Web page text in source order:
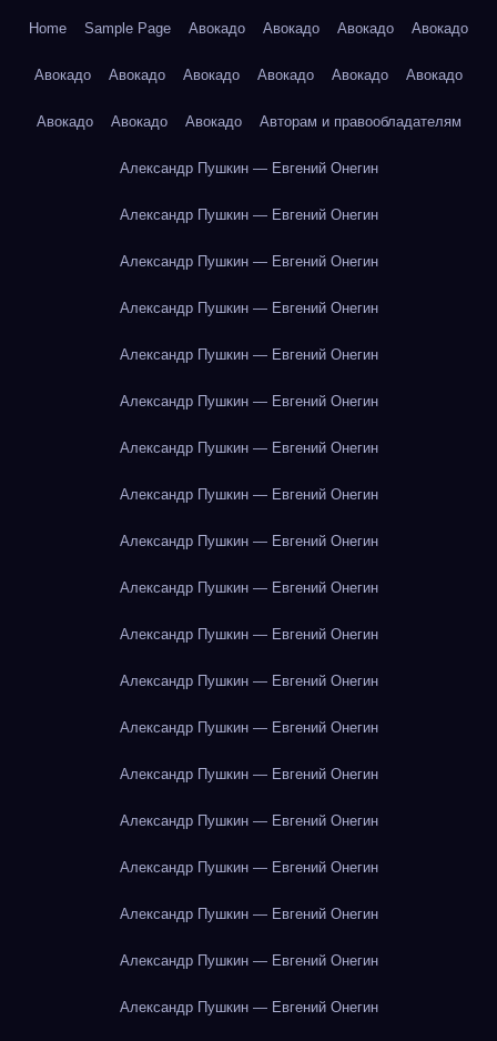
Home Sample Page Авокадо Авокадо Авокадо Авокадо
Авокадо Авокадо Авокадо Авокадо Авокадо Авокадо
Авокадо Авокадо Авокадо Авторам и правообладателям
Александр Пушкин — Евгений Онегин
Александр Пушкин — Евгений Онегин
Александр Пушкин — Евгений Онегин
Александр Пушкин — Евгений Онегин
Александр Пушкин — Евгений Онегин
Александр Пушкин — Евгений Онегин
Александр Пушкин — Евгений Онегин
Александр Пушкин — Евгений Онегин
Александр Пушкин — Евгений Онегин
Александр Пушкин — Евгений Онегин
Александр Пушкин — Евгений Онегин
Александр Пушкин — Евгений Онегин
Александр Пушкин — Евгений Онегин
Александр Пушкин — Евгений Онегин
Александр Пушкин — Евгений Онегин
Александр Пушкин — Евгений Онегин
Александр Пушкин — Евгений Онегин
Александр Пушкин — Евгений Онегин
Александр Пушкин — Евгений Онегин